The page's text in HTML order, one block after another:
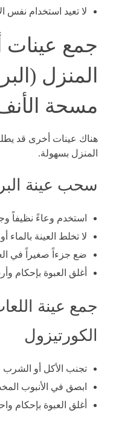
لا تعيد استخدام نفس
جمع
المنزل
مسحة
هناك عينات أخرى قد
المنزل بسهولة.
سحب عينة
استخدم وعاءً نظيفاً
لا تخلط العينة بالماء
ضع جزءاً صغيراً في
أغلق العبوة بإحكام
الكورتيزول
تجنب الأكل أو الشرب
ابصق في الأنبوب
أغلق العبوة بإحكام